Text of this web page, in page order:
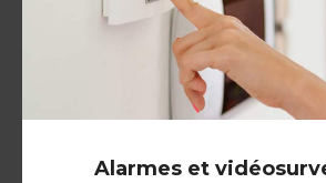
Alarmes et